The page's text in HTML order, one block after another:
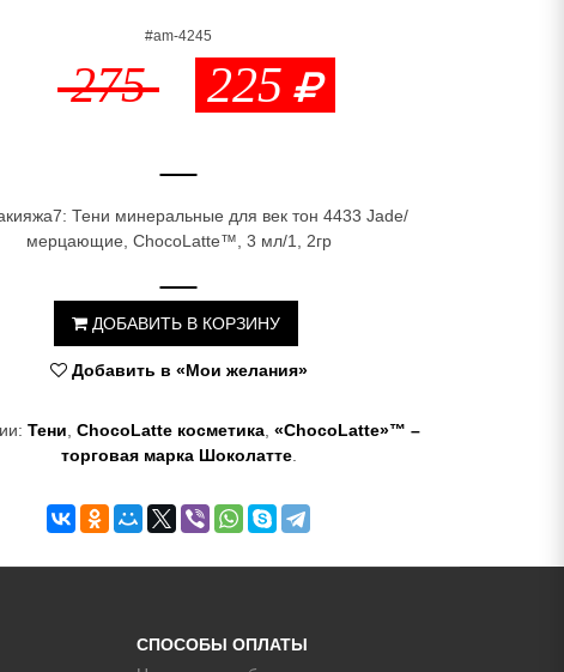
#am-4245
275 225
Тени минеральные для век тон 4433 Jade/
мерцающие, ChocoLatte™, 3 мл/1, 2гр
ДОБАВИТЬ В КОРЗИНУ
Добавить в «Мои желания»
Тени ChocoLatte косметика, «ChocoLatte»™ –
торговая марка Шоколатте.
СПОСОБЫ ОПЛАТЫ